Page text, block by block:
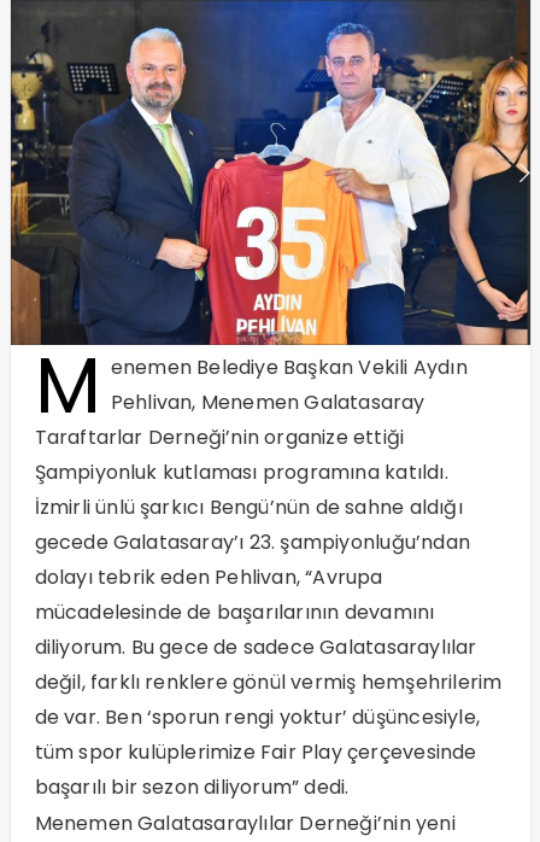
M enemen Belediye Başkan Vekili Aydın
Pehlivan, Menemen Galatasaray
Taraftarlar Derneği’nin organize ettiği
Şampiyonluk kutlaması programına katıldı.
İzmirli ünlü şarkıcı Bengü’nün de sahne aldığı
gecede Galatasaray’ı 23. şampiyonluğu’ndan
dolayı tebrik eden Pehlivan, “Avrupa
mücadelesinde de başarılarının devamını
diliyorum. Bu gece de sadece Galatasaraylılar
değil, farklı renklere gönül vermiş hemşehrilerim
de var. Ben ‘sporun rengi yoktur’ düşüncesiyle,
tüm spor kulüplerimize Fair Play çerçevesinde
başarılı bir sezon diliyorum” dedi.
Menemen Galatasaraylılar Derneği’nin yeni